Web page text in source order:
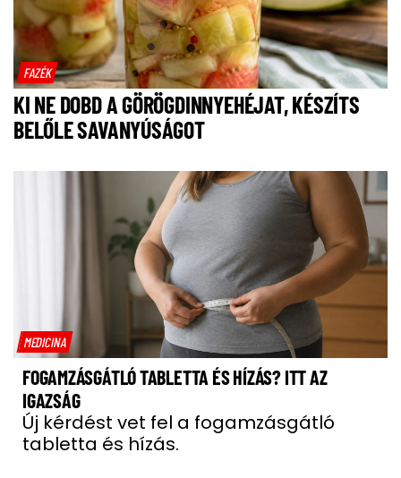
FAZÉK
KI NE DOBD A GÖRÖGDINNYEHÉJAT, KÉSZÍTS
BELŐLE SAVANYÚSÁGOT
MEDICINA
FOGAMZÁSGÁTLÓ TABLETTA ÉS HÍZÁS? ITT AZ
IGAZSÁG
Új kérdést vet fel a fogamzásgátló
tabletta és hízás.